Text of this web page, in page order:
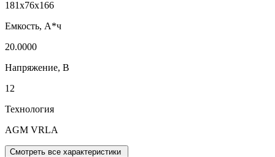
181x76x166
Емкость, А*ч
20.0000
Напряжение, В
12
Технология
AGM VRLA
Смотреть все характеристики